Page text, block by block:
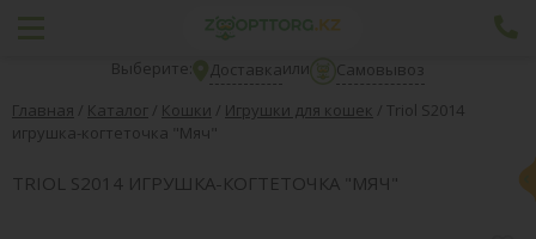
Выберите: Доставкаили
Самовывоз
Главная / Каталог / Кошки / Игрушки для кошек / Triol S2014
игрушка-когтеточка "Мяч"
TRIOL S2014 ИГРУШКА-КОГТЕТОЧКА "МЯЧ"